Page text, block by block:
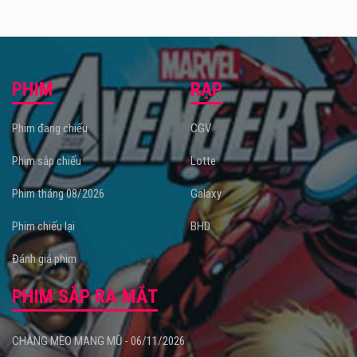
Hiện tại rạp có tất cả 4 phòng chiếu phim với 750 ghế ngồi,
PHIM
Phim đang chiếu
Phim sắp chiếu
Phim tháng 08/2026
Phim chiếu lại
Đánh giá phim
RẠP
CGV
Lotte
Galaxy
BHD
PHIM SẮP RA MẮT
CHÀNG MÈO MANG MŨ - 06/11/2026